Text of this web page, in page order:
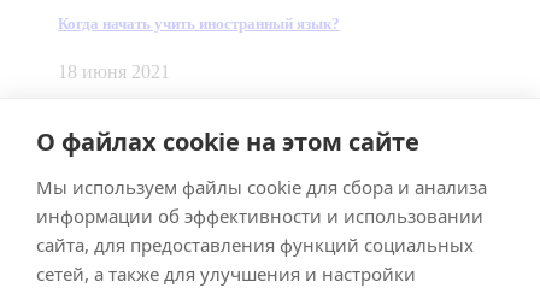
О файлах cookie на этом сайте
Мы используем файлы cookie для сбора и анализа
информации об эффективности и использовании
сайта, для предоставления функций социальных
сетей, а также для улучшения и настройки
Когда начать учить иностранный язык?
18 июня 2021
Made bySmart Team
ImpressumDatenschutz
Подписывайтесь на меня в Телеграм